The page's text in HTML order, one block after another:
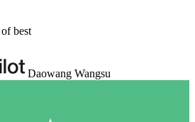
best
Daowang Wangsu